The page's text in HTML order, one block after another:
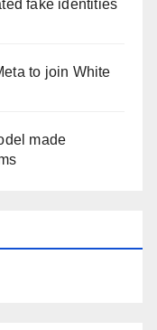
fake identities
to join White
made